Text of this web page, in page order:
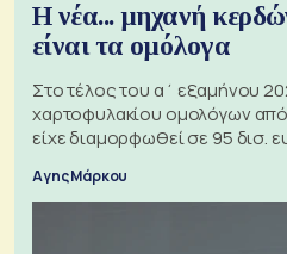
Η νέα... μηχανή
είναι τα ομόλογα
Στο τέλος του α΄ εξαμήνου
χαρτοφυλακίου ομολόγων
είχε διαμορφωθεί σε 95 δισ.
Αγης Μάρκου